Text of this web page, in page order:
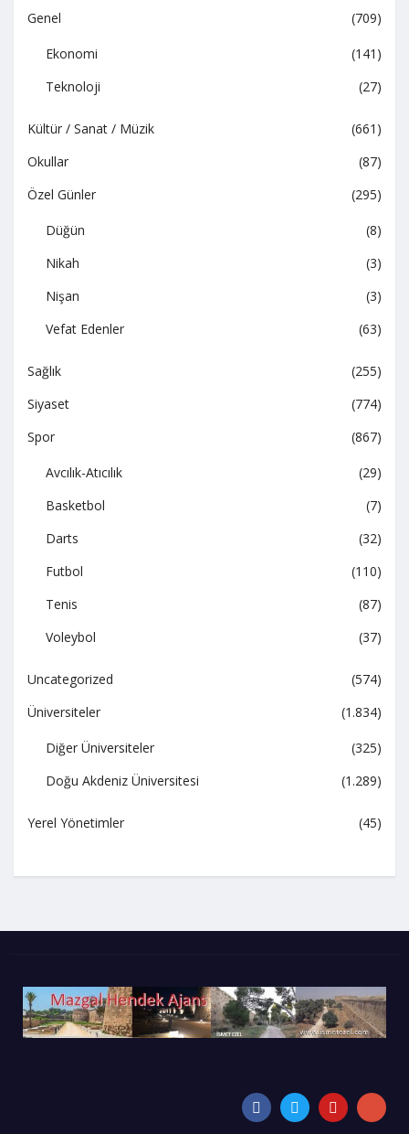
Genel
(709)
Ekonomi
(141)
Teknoloji
(27)
Kültür / Sanat / Müzik
(661)
Okullar
(87)
Özel Günler
(295)
Düğün
(8)
Nikah
(3)
Nişan
(3)
Vefat Edenler
(63)
Sağlık
(255)
Siyaset
(774)
Spor
(867)
Avcılık-Atıcılık
(29)
Basketbol
(7)
Darts
(32)
Futbol
(110)
Tenis
(87)
Voleybol
(37)
Uncategorized
(574)
Üniversiteler
(1.834)
Diğer Üniversiteler
(325)
Doğu Akdeniz Üniversitesi
(1.289)
Yerel Yönetimler (45)